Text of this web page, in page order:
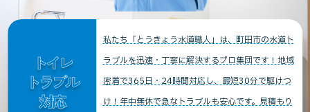
トイレ
トラブル
対応
私たち「とうきょう水道職人」は、町田市の水道ト
ラブルを迅速・丁寧に解決するプロ集団です！地域
密着で365日・24時間対応し、最短30分で駆けつ
け！年中無休で急なトラブルも安心です。見積もり